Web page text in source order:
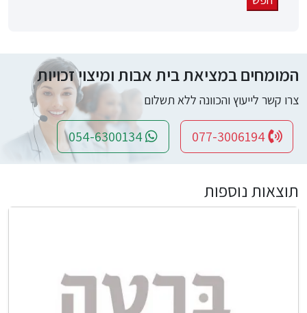
המומחים במציאת בית אבות ומיצוי זכויות
צרו קשר לייעוץ והכוונה ללא תשלום
תוצאות נוספות